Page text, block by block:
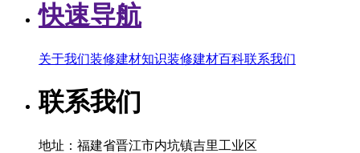
快速导航
关于我们装修建材知识装修建材百科联系我们
联系我们
地址：福建省晋江市内坑镇吉里工业区